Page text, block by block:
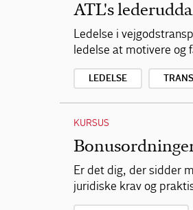
ATL's
Ledelse i
ledelse at motivere og
LEDELSE
KURSUS
Er det dig, der sidder
juridiske krav og